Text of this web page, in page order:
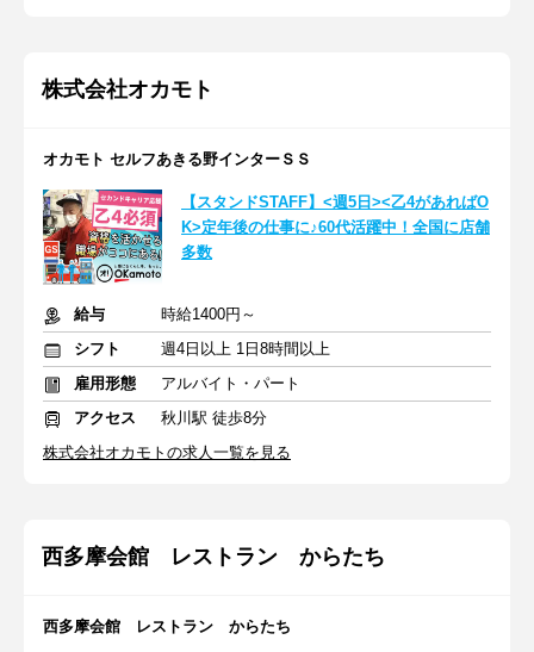
株式会社オカモト
オカモト セルフあきる野インターＳＳ
【スタンドSTAFF】<週5日><乙4があればO
K>定年後の仕事に♪60代活躍中！全国に店舗
多数
給与
時給1400円～
シフト
週4日以上 1日8時間以上
雇用形態
アルバイト・パート
アクセス
秋川駅 徒歩8分
株式会社オカモトの求人一覧を見る
西多摩会館 レストラン からたち
西多摩会館 レストラン からたち